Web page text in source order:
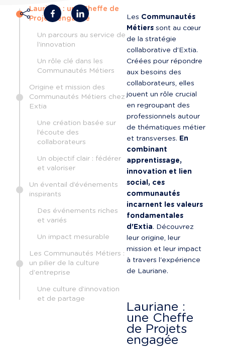
Lauriane : une Cheffe de
Projets engagée
Un parcours au service de
l'innovation
Un rôle clé dans les
Communautés Métiers
Origine et mission des
Communautés Métiers chez
Extia
Une création basée sur
l’écoute des
collaborateurs
Un objectif clair : fédérer
et valoriser
Un éventail d’événements
inspirants
Des événements riches
et variés
Un impact mesurable
Les Communautés Métiers :
un pilier de la culture
d'entreprise
Une culture d’innovation
et de partage
Les Communautés
Métiers sont au cœur
de la stratégie
collaborative d’Extia.
Créées pour répondre
aux besoins des
collaborateurs, elles
jouent un rôle crucial
en regroupant des
professionnels autour
de thématiques métier
et transverses. En
combinant
apprentissage,
innovation et lien
social, ces
communautés
incarnent les valeurs
fondamentales
d'Extia. Découvrez
leur origine, leur
mission et leur impact
à travers l'expérience
de Lauriane.
Lauriane :
une Cheffe
de Projets
engagée